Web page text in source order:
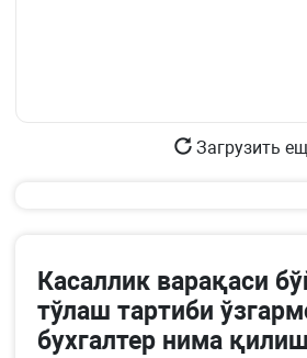
Загрузить
Касаллик варақаси
тўлаш тартиби
бухгалтер нима